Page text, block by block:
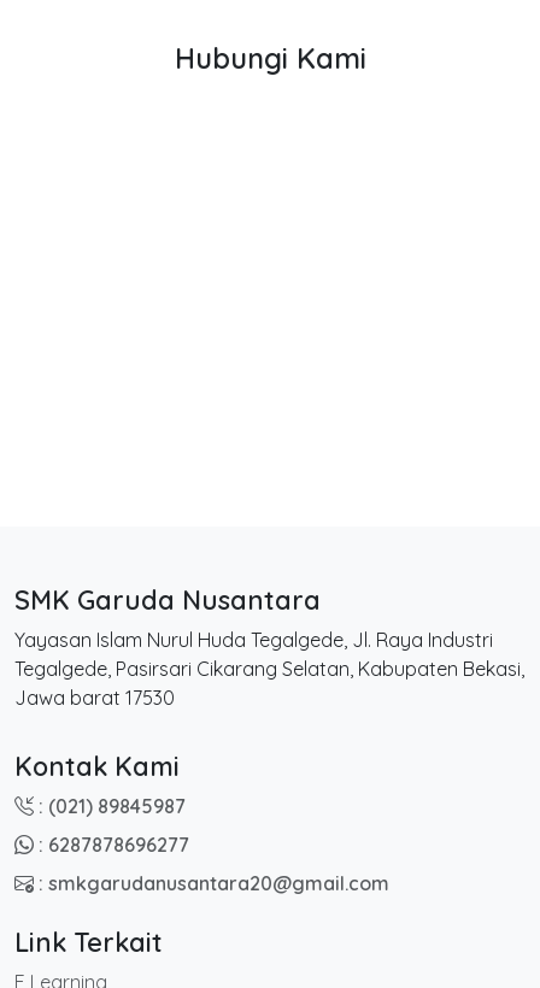
Hubungi Kami
SMK Garuda Nusantara
Yayasan Islam Nurul Huda Tegalgede, Jl. Raya Industri
Tegalgede, Pasirsari Cikarang Selatan, Kabupaten Bekasi,
Jawa barat 17530
Kontak Kami
: (021) 89845987
: 6287878696277
: smkgarudanusantara20@gmail.com
Link Terkait
E Learning